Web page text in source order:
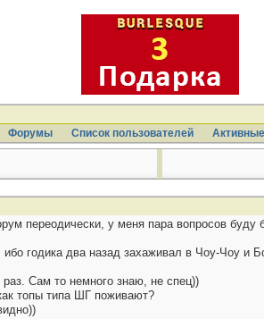
Форумы Список пользователей
переодически, у меня пара вопросов буду
ибо годика два назад захаживал в Чоу-
Сам то немного знаю, не спец))
топы типа ШГ поживают?